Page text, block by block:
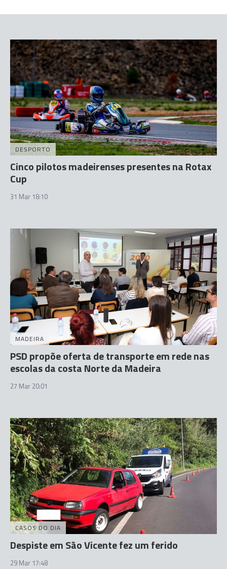
DESPORTO
Cinco pilotos madeirenses presentes na Rotax
Cup
31 Mar 18:10
MADEIRA
PSD propõe oferta de transporte em rede nas
escolas da costa Norte da Madeira
27 Mar 20:01
CASOS DO DIA
Despiste em São Vicente fez um ferido
29 Mar 17:48